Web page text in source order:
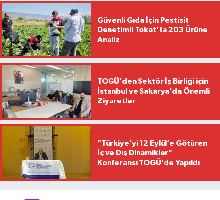
Güvenli Gıda İçin Pestisit
Denetimi! Tokat'ta 203 Ürüne
Analiz
TOGÜ’den Sektör İş Birliği için
İstanbul ve Sakarya’da Önemli
Ziyaretler
"Türkiye’yi 12 Eylül’e Götüren
İç ve Dış Dinamikler"
Konferansı TOGÜ’de Yapıldı